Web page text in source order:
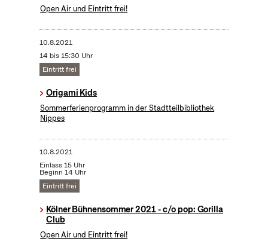
Open Air und Eintritt frei!
10.8.2021
14 bis 15:30 Uhr
Eintritt frei
Origami Kids
Sommerferienprogramm in der Stadtteilbibliothek
Nippes
10.8.2021
Einlass 15 Uhr
Beginn 14 Uhr
Eintritt frei
Kölner Bühnensommer 2021 - c/o pop: Gorilla
Club
Open Air und Eintritt frei!